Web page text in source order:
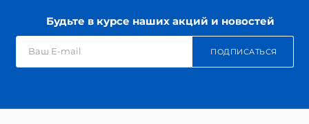
Будьте в курсе наших акций и новостей
ПОДПИСАТЬСЯ